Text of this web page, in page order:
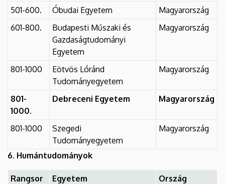
501-600.
Óbudai Egyetem
Magyarország
601-800.
Budapesti Műszaki és
Gazdaságtudományi
Egyetem
Magyarország
801-1000
Eötvös Lóránd
Tudományegyetem
Magyarország
801-
1000.
Debreceni Egyetem Magyarország
801-1000
Szegedi
Tudományegyetem
Magyarország
6. Humántudományok
Rangsor Egyetem
Ország